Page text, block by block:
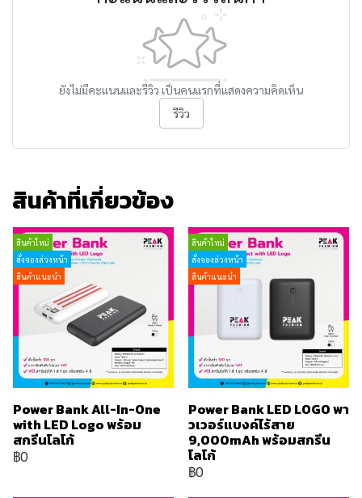
ยังไม่มีคะแนนและรีวิว เป็นคนแรกที่แสดงความคิดเห็น
รีวิว
สินค้าที่เกี่ยวข้อง
สินค้าใหม่
สั่งจองล่วงหน้า
สินค้าแนะนำ
Power Bank All-In-One
with LED Logo พร้อม
สกรีนโลโก้
฿0
สินค้าใหม่
สั่งจองล่วงหน้า
สินค้าแนะนำ
Power Bank LED LOGO พา
วเวอร์แบงค์ไร้สาย
9,000mAh พร้อมสกรีน
โลโก้
฿0